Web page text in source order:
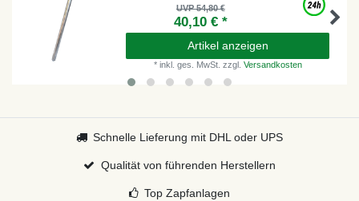
UVP 54,80 €
40,10 € *
Artikel anzeigen
* inkl. ges. MwSt. zzgl. Versandkosten
Schnelle Lieferung mit DHL oder UPS
Qualität von führenden Herstellern
Top Zapfanlagen